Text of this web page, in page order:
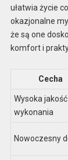
ułatwia życie
okazjonalne
że są one
komfort i
Cecha
Wysoka jakość
wykonania
Nowoczesny